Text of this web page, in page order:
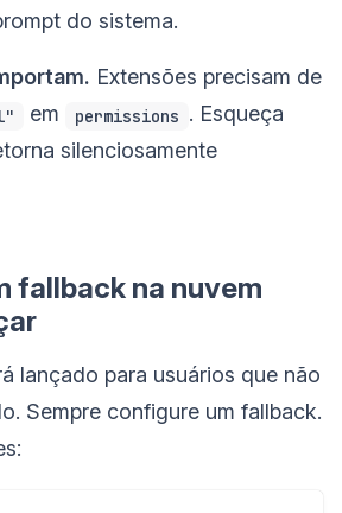
do sistema.
Extensões precisam de
em permissions . Esqueça
silenciosamente
fallback na nuvem
lançado para usuários que não
Sempre configure um fallback.